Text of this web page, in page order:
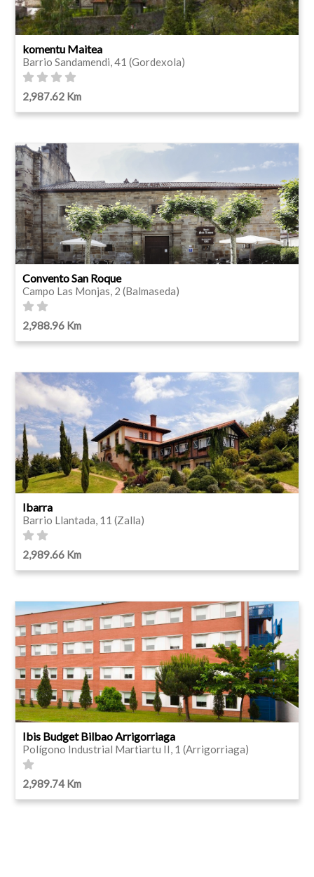
komentu Maitea
Barrio Sandamendi, 41 (Gordexola)
2,987.62 Km
Convento San Roque
Campo Las Monjas, 2 (Balmaseda)
2,988.96 Km
Ibarra
Barrio Llantada, 11 (Zalla)
2,989.66 Km
Ibis Budget Bilbao Arrigorriaga
Polígono Industrial Martiartu II, 1 (Arrigorriaga)
2,989.74 Km